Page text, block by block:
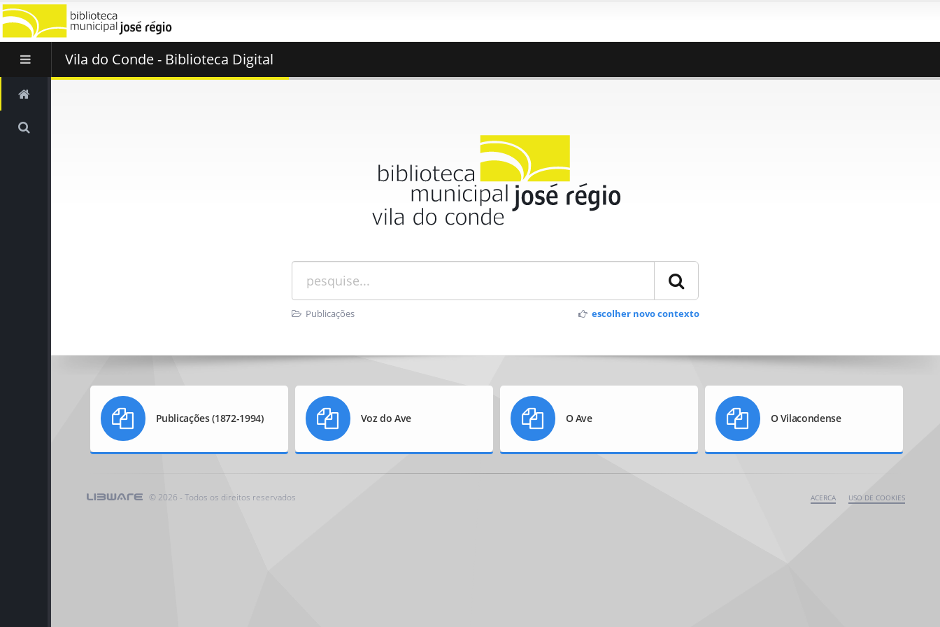
Vila do Conde - Biblioteca Digital
Publicações escolher novo contexto
Publicações (1872-1994) Voz do Ave O Ave O Vilacondense
ACERCA USO DE COOKIES
© 2026 - Todos os direitos reservados